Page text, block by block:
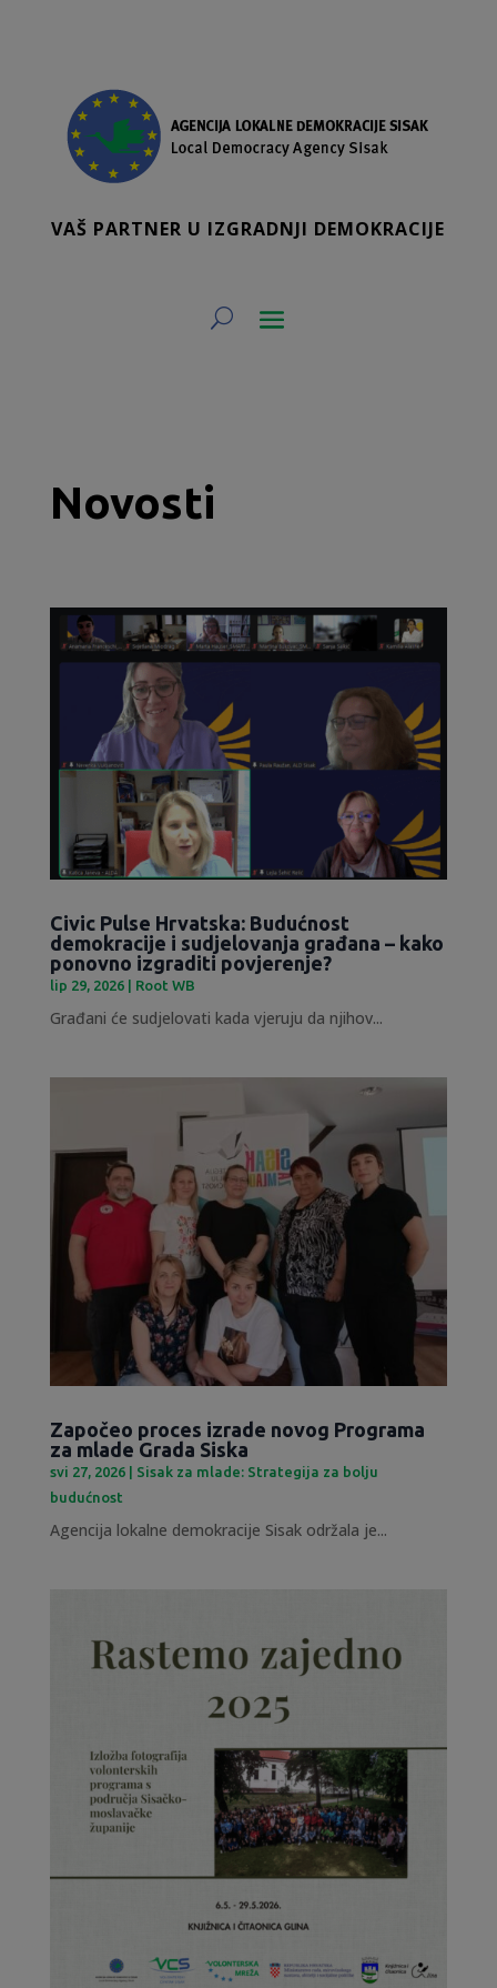
VAŠ PARTNER U IZGRADNJI DEMOKRACIJE
Novosti
Civic Pulse Hrvatska: Budućnost
demokracije i sudjelovanja građana – kako
ponovno izgraditi povjerenje?
lip 29, 2026| Root WB
Građani će sudjelovati kada vjeruju da njihov...
Započeo proces izrade novog Programa
za mlade Grada Siska
svi 27, 2026| Sisak za mlade: Strategija za bolju
budućnost
Agencija lokalne demokracije Sisak održala je...